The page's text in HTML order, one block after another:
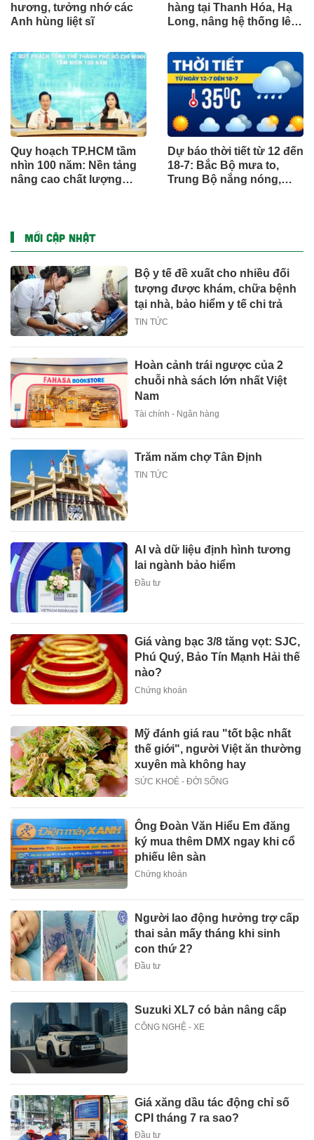
hương, tưởng nhớ các
Anh hùng liệt sĩ
hàng tại Thanh Hóa, Hạ
Long, nâng hệ thống lên
quốc
Quy hoạch TP.HCM tầm
nhìn 100 năm: Nền tảng
nâng cao chất lượng
Dự báo thời tiết từ 12 đến
18-7: Bắc Bộ mưa to,
Trung Bộ nắng nóng,
MỚI CẬP NHẬT
Bộ y tế đề xuất cho nhiều đối
tượng được khám, chữa bệnh
tại nhà, bảo hiểm y tế chi trả
TIN TỨC
Hoàn cảnh trái ngược của 2
chuỗi nhà sách lớn nhất Việt
Nam
Tài chính - Ngân hàng
Trăm năm chợ Tân Định
TIN TỨC
AI và dữ liệu định hình tương
lai ngành bảo hiểm
Đầu tư
Giá vàng bạc 3/8 tăng vọt: SJC,
Phú Quý, Bảo Tín Mạnh Hải thế
nào?
Chứng khoán
Mỹ đánh giá rau "tốt bậc nhất
thế giới", người Việt ăn thường
xuyên mà không hay
SỨC KHOẺ - ĐỜI SỐNG
Ông Đoàn Văn Hiểu Em đăng
ký mua thêm DMX ngay khi cổ
phiếu lên sàn
Chứng khoán
Người lao động hưởng trợ cấp
thai sản mấy tháng khi sinh
con thứ 2?
Đầu tư
Suzuki XL7 có bản nâng cấp
CÔNG NGHỆ - XE
Giá xăng dầu tác động chỉ số
CPI tháng 7 ra sao?
Đầu tư